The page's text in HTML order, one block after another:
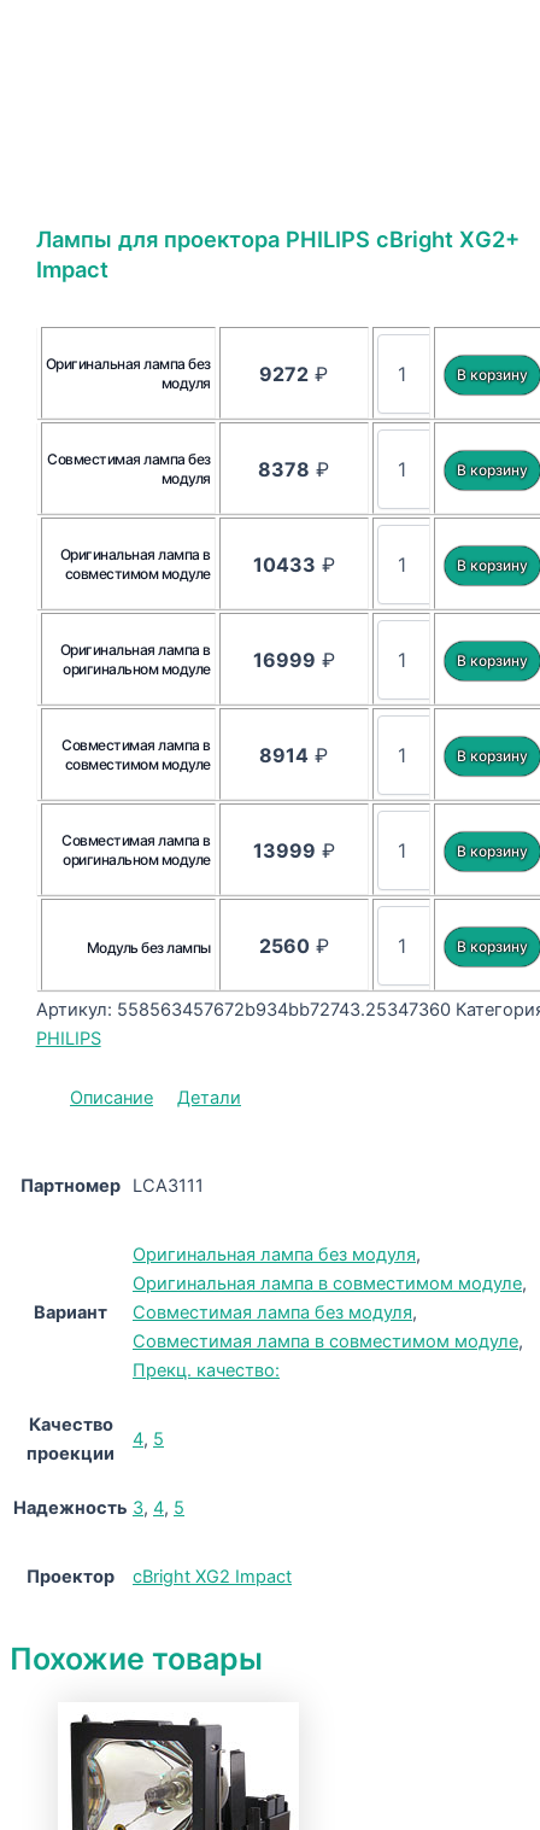
Лампы для проектора PHILIPS cBright XG2+
Impact
Оригинальная лампа без
модуля
9272 ₽
Совместимая лампа без
модуля
8378 ₽
Оригинальная лампа в
совместимом модуле
10433 ₽
Оригинальная лампа в
оригинальном модуле
16999 ₽
Совместимая лампа в
совместимом модуле
8914 ₽
Совместимая лампа в
оригинальном модуле
13999 ₽
Модуль без лампы 2560₽
Артикул: 558563457672b934bb72743.25347360
PHILIPS
Описание Детали
Партномер LCA3111
Вариант
Оригинальная лампа без модуля,
Оригинальная лампа в совместимом модуле,
Совместимая лампа без модуля,
Совместимая лампа в совместимом модуле,
Прекц. качество:
Качество
проекции
4, 5
Надежность 3, 4, 5
Проектор cBright XG2 Impact
Похожие товары